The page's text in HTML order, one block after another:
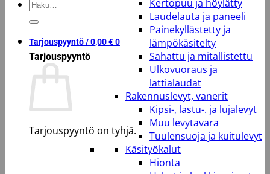
Etsi:
Tarjouspyyntö /0,00€0
Tarjouspyyntö
Tarjouspyyntö on tyhjä.
Kertopuu ja höylätty
Laudelauta ja paneeli
Painekyllästetty ja
lämpökäsitelty
Sahattu ja mitallistettu
Ulkovuoraus ja
lattialaudat
Rakennuslevyt, vanerit
Kipsi-, lastu-. ja lujalevyt
Muu levytavara
Tuulensuoja ja kuitulevyt
Käsityökalut
Hionta